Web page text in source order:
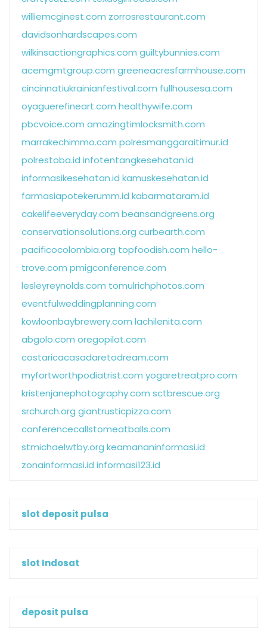
williemcginest.com zorrosrestaurant.com
davidsonhardscapes.com
wilkinsactiongraphics.com guiltybunnies.com
acemgmtgroup.com greeneacresfarmhouse.com
cincinnatiukrainianfestival.com fullhousesa.com
oyaguerefineart.com healthywife.com
pbcvoice.com amazingtimlocksmith.com
marrakechimmo.com polresmanggaraitimur.id
polrestoba.id infotentangkesehatan.id
informasikesehatan.id kamuskesehatan.id
farmasiapotekerumm.id kabarmataram.id
cakelifeeveryday.com beansandgreens.org
conservationsolutions.org curbearth.com
pacificocolombia.org topfoodish.com hello-
trove.com pmigconference.com
lesleyreynolds.com tomulrichphotos.com
eventfulweddingplanning.com
kowloonbaybrewery.com lachilenita.com
abgolo.com oregopilot.com
costaricacasadaretodream.com
myfortworthpodiatrist.com yogaretreatpro.com
kristenjanephotography.com sctbrescue.org
srchurch.org giantrusticpizza.com
conferencecallstomeatballs.com
stmichaelwtby.org keamananinformasi.id
zonainformasi.id informasi123.id
slot deposit pulsa
slot Indosat
deposit pulsa